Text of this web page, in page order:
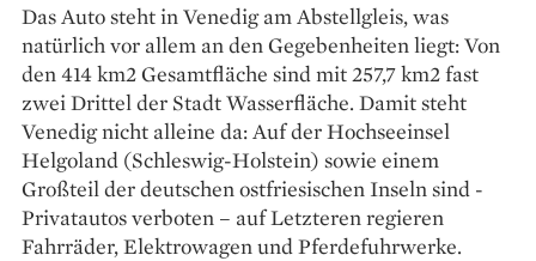
Das Auto steht in Venedig am Abstellgleis, was
natürlich vor allem an den Gegebenheiten liegt: Von
den 414 km2 Gesamtfläche sind mit 257,7 km2 fast
zwei Drittel der Stadt Wasserfläche. Damit steht
Venedig nicht alleine da: Auf der ­Hochseeinsel
Helgoland (Schleswig-Holstein) sowie einem
Großteil der deutschen ostfriesischen Inseln sind ­
Privatautos verboten – auf Letzteren ­regieren
Fahrräder, Elektrowagen und Pferdefuhrwerke.